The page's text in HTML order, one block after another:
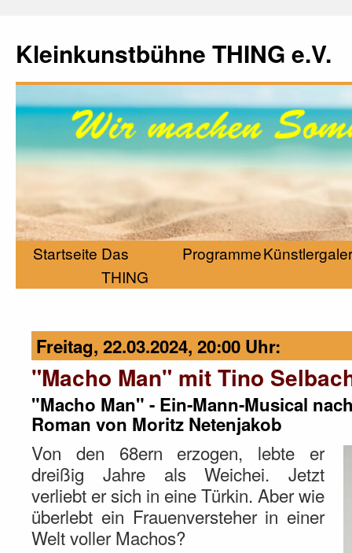
Kleinkunstbühne THING e.V.
Startseite Das
THING
Programme
Freitag, 22.03.2024, 20:00 Uhr:
"Macho Man" mit Tino
"Macho Man" - Ein-Mann-Musical
Roman von Moritz Netenjakob
Von den 68ern erzogen, lebte er
dreißig Jahre als Weichei. Jetzt
verliebt er sich in eine Türkin. Aber wie
überlebt ein Frauenversteher in einer
Welt voller Machos?